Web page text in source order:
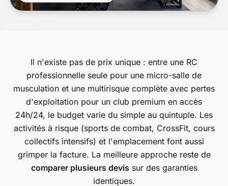
Il n'existe pas de prix unique : entre une RC
professionnelle seule pour une micro-salle de
musculation et une multirisque complète avec pertes
d'exploitation pour un club premium en accès
24h/24, le budget varie du simple au quintuple. Les
activités à risque (sports de combat, CrossFit, cours
collectifs intensifs) et l'emplacement font aussi
grimper la facture. La meilleure approche reste de
comparer plusieurs devis sur des garanties
identiques.